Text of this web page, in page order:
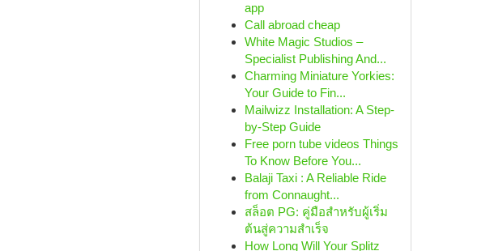
app
Call abroad cheap
White Magic Studios –
Specialist Publishing And...
Charming Miniature Yorkies:
Your Guide to Fin...
Mailwizz Installation: A Step-
by-Step Guide
Free porn tube videos Things
To Know Before You...
Balaji Taxi : A Reliable Ride
from Connaught...
สล็อต PG: คู่มือสำหรับผู้เริ่ม
ต้นสู่ความสำเร็จ
How Long Will Your Splitz